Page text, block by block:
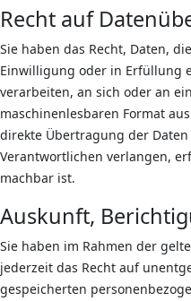
Recht auf
Sie haben das Recht, Daten,
Einwilligung oder in Erfüllung
verarbeiten, an sich oder an
maschinenlesbaren Format
direkte Übertragung der
Verantwortlichen verlangen,
machbar ist.
Auskunft,
Sie haben im Rahmen der
jederzeit das Recht auf
gespeicherten